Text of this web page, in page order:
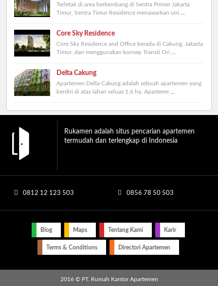
Terletak di area berkembang di Sentra Primer Jakarta
Timur, Sentra Timur Residence menawarkan uni
Core Sky Residence
Core Sky Residence and Office berada di Cakung, Jakarta
Timur, dan menggunakan konsep Transit Ori
Delta Cakung
Apartemen Delta Cakung adalah sebuah apartemen yang
berdiri di atas lahan seluas 1,6 ha. Aparteme
Rukamen adalah situs pencarian apartemen
termudah dan terlengkap di Indonesia
0812 12 123 503 0856 78 50 503
Blog Maps Tentang Kami Karir
Terms & Conditions Directori Apartemen
2016 © PT. Rumah Kantor Apartemen